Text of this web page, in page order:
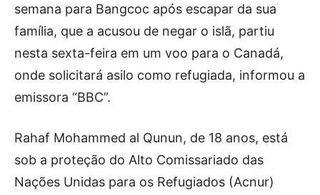
semana para Bangcoc após escapar da sua
família, que a acusou de negar o islã, partiu
nesta sexta-feira em um voo para o Canadá,
onde solicitará asilo como refugiada, informou a
emissora “BBC”.
Rahaf Mohammed al Qunun, de 18 anos, está
sob a proteção do Alto Comissariado das
Nações Unidas para os Refugiados (Acnur)